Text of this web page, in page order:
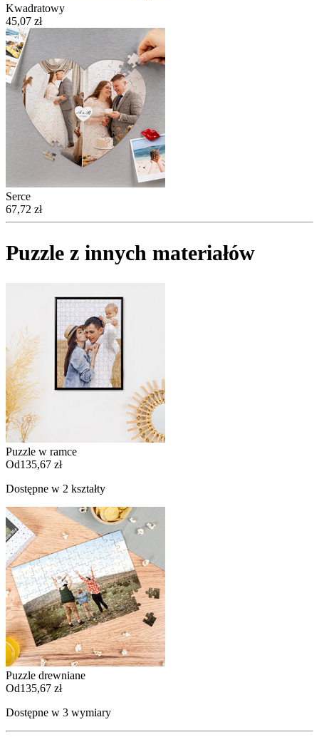
Kwadratowy
45,07 zł
Serce
67,72 zł
Puzzle z innych materiałów
Puzzle w ramce
Od135,67 zł
Dostępne w 2 kształty
Puzzle drewniane
Od135,67 zł
Dostępne w 3 wymiary